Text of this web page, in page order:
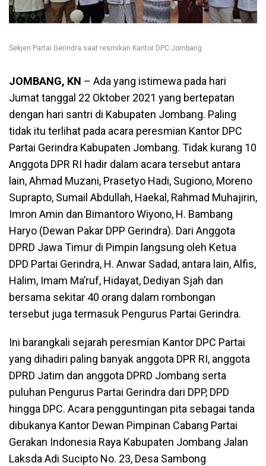
Sekjen Partai Gerindra saat resmikan Kantor DPC Jombang
JOMBANG, KN – Ada yang istimewa pada hari
Jumat tanggal 22 Oktober 2021 yang bertepatan
dengan hari santri di Kabupaten Jombang. Paling
tidak itu terlihat pada acara peresmian Kantor DPC
Partai Gerindra Kabupaten Jombang. Tidak kurang 10
Anggota DPR RI hadir dalam acara tersebut antara
lain, Ahmad Muzani, Prasetyo Hadi, Sugiono, Moreno
Suprapto, Sumail Abdullah, Haekal, Rahmad Muhajirin,
Imron Amin dan Bimantoro Wiyono, H. Bambang
Haryo (Dewan Pakar DPP Gerindra). Dari Anggota
DPRD Jawa Timur di Pimpin langsung oleh Ketua
DPD Partai Gerindra, H. Anwar Sadad, antara lain, Alfis,
Halim, Imam Ma’ruf, Hidayat, Dediyan Sjah dan
bersama sekitar 40 orang dalam rombongan
tersebut juga termasuk Pengurus Partai Gerindra.
Ini barangkali sejarah peresmian Kantor DPC Partai
yang dihadiri paling banyak anggota DPR RI, anggota
DPRD Jatim dan anggota DPRD Jombang serta
puluhan Pengurus Partai Gerindra dari DPP, DPD
hingga DPC. Acara pengguntingan pita sebagai tanda
dibukanya Kantor Dewan Pimpinan Cabang Partai
Gerakan Indonesia Raya Kabupaten Jombang Jalan
Laksda Adi Sucipto No. 23, Desa Sambong